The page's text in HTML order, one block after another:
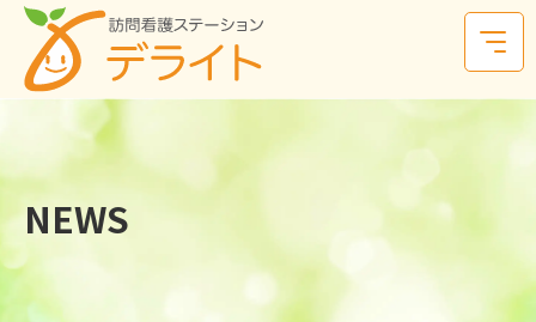
NEWS